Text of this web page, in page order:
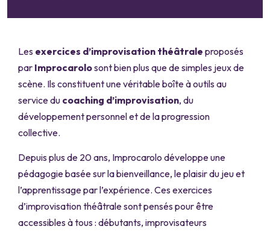
Les exercices d’improvisation théâtrale proposés
par Improcarolosont bien plus que de simples jeux de
scène. Ils constituent une véritable boîte à outils au
service du coaching d’improvisation, du
développement personnel et de la progression
collective.
Depuis plus de 20 ans, Improcarolo développe une
pédagogie basée sur la bienveillance, le plaisir du jeu et
l’apprentissage par l’expérience. Ces exercices
d’improvisation théâtrale sont pensés pour être
accessibles à tous : débutants, improvisateurs